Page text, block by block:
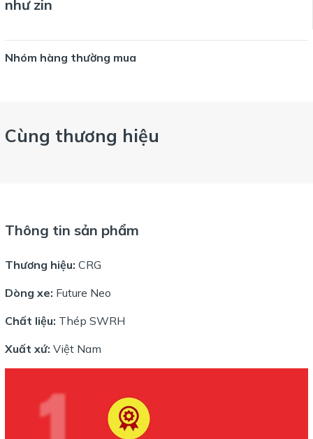
như zin
Nhóm hàng thường mua
Cùng thương hiệu
Thông tin sản phẩm
Thương hiệu: CRG
Dòng xe: Future Neo
Chất liệu: Thép SWRH
Xuất xứ: Việt Nam